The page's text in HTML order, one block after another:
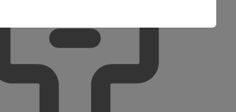
Herausgeber der Seite findest du